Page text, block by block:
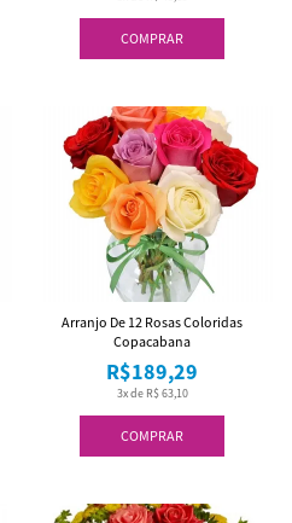
COMPRAR
COMPRAR
3x de R$ 63,10
R$189,29
Arranjo De 12 Rosas Coloridas
Copacabana